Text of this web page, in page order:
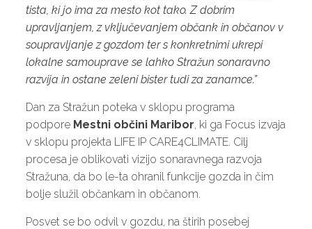
tista, ki jo ima za mesto kot tako. Z dobrim
upravljanjem, z vključevanjem občank in občanov v
soupravljanje z gozdom ter s konkretnimi ukrepi
lokalne samouprave se lahko Stražun sonaravno
razvija in ostane zeleni bister tudi za zanamce.”
Dan za Stražun poteka v sklopu programa
podpore Mestni občini Maribor, ki ga Focus izvaja
v sklopu projekta LIFE IP CARE4CLIMATE. Cilj
procesa je oblikovati vizijo sonaravnega razvoja
Stražuna, da bo le-ta ohranil funkcije gozda in čim
bolje služil občankam in občanom.
Posvet se bo odvil v gozdu, na štirih posebej